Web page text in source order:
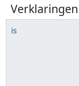
Verklaringen
is